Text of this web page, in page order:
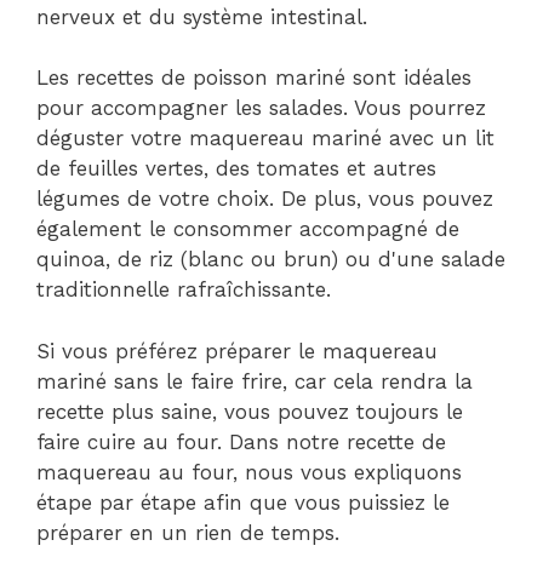
nerveux et du système intestinal.
Les recettes de poisson mariné sont idéales
pour accompagner les salades. Vous pourrez
déguster votre maquereau mariné avec un lit
de feuilles vertes, des tomates et autres
légumes de votre choix. De plus, vous pouvez
également le consommer accompagné de
quinoa, de riz (blanc ou brun) ou d'une salade
traditionnelle rafraîchissante.
Si vous préférez préparer le maquereau
mariné sans le faire frire, car cela rendra la
recette plus saine, vous pouvez toujours le
faire cuire au four. Dans notre recette de
maquereau au four, nous vous expliquons
étape par étape afin que vous puissiez le
préparer en un rien de temps.